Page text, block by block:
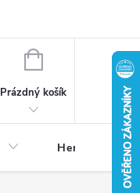
NÁKUPNÍ
Prázdný košík
Herní zóna